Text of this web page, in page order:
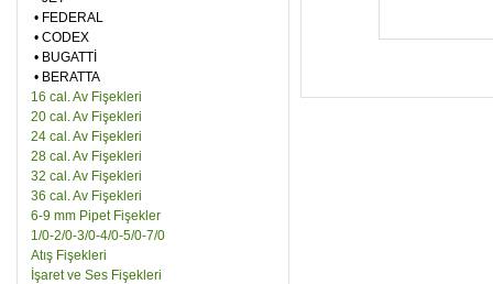
• FEDERAL
• CODEX
• BUGATTİ
• BERATTA
16 cal. Av Fişekleri
20 cal. Av Fişekleri
24 cal. Av Fişekleri
28 cal. Av Fişekleri
32 cal. Av Fişekleri
36 cal. Av Fişekleri
6-9 mm Pipet Fişekler
1/0-2/0-3/0-4/0-5/0-7/0
Atış Fişekleri
İşaret ve Ses Fişekleri